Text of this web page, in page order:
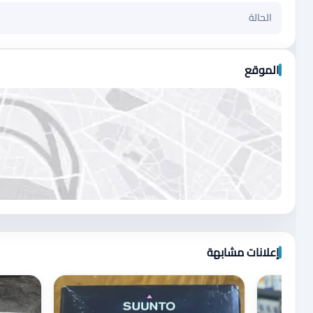
الحالة
الموقع
اضغط لتحميل الموقع
إعلانات مشابهة